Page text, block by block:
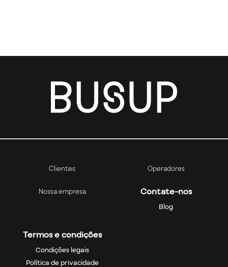
Clientes Operadores
Nossa empresa Contate-nos
Blog
Termos e condições
Condições legais
Política de privacidade